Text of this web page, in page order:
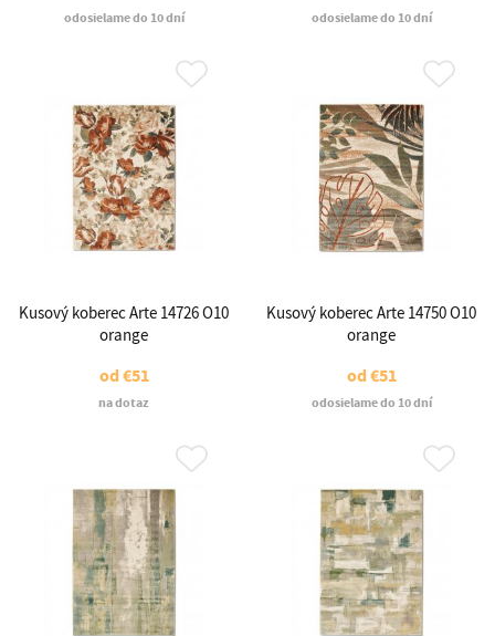
odosielame do 10 dní odosielame do 10 dní
Kusový koberec Arte 14726 O10
orange
od€51
na dotaz
Kusový koberec Arte 14750 O10
orange
od€51
odosielame do 10 dní